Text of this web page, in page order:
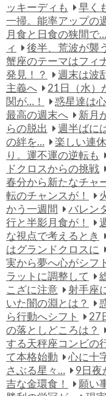
ッキーディも
早く
一掃。能率アップの
月食と日食の狭間で…
ィ
後半、荒波が襲
蟹座のテーマはフィ
発見！？
週末は波
主義へ
21日（水）
関が…！
惑星達は
最高の週末へ
新月
らの脱出
週半ばに
の絆を…
楽しい連
り。運不運の逆転も
ドクロスからの挑戦
春分から新たなチャ
転のチャンスが！
かう一週間
バレン
行と半影月食が！
な視点で考えるとき
はグランドクロスに
実から夢へ心がシフ
ラットに調整して
こざに注意
射手座
いた闇の淵とは？
ら行動へシフト
27
の落としどころは？
する天秤座コンビの
て本格始動
心に十
さぶる星々…
9日夜
吉な金環食！
願い